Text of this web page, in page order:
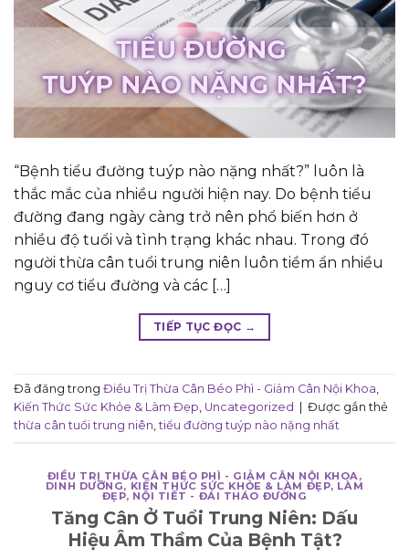
“Bệnh tiểu đường tuýp nào nặng nhất?” luôn là
thắc mắc của nhiều người hiện nay. Do bệnh tiểu
đường đang ngày càng trở nên phổ biến hơn ở
nhiều độ tuổi và tình trạng khác nhau. Trong đó
người thừa cân tuổi trung niên luôn tiềm ẩn nhiều
nguy cơ tiểu đường và các […]
TIẾP TỤC ĐỌC →
Đã đăng trong Điều Trị Thừa Cân Béo Phì - Giảm Cân Nội Khoa,
Kiến Thức Sức Khỏe & Làm Đẹp, Uncategorized
Được gắn thẻ
thừa cân tuổi trung niên,tiểu đường tuýp nào nặng nhất
ĐIỀU TRỊ THỪA CÂN BÉO PHÌ - GIẢM CÂN NỘI KHOA,
DINH DƯỠNG, KIẾN THỨC SỨC KHỎE & LÀM ĐẸP, LÀM
ĐẸP, NỘI TIẾT - ĐÁI THÁO ĐƯỜNG
Tăng Cân Ở Tuổi Trung Niên: Dấu
Hiệu Âm Thầm Của Bệnh Tật?